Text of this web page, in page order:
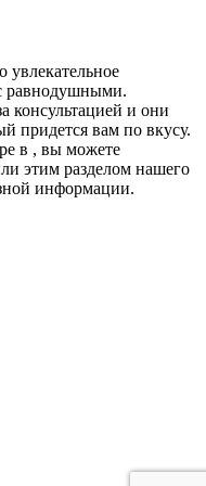
равнодушными.
консультацией и они
придется вам по вкусу.
в , вы можете
этим разделом нашего
информации.